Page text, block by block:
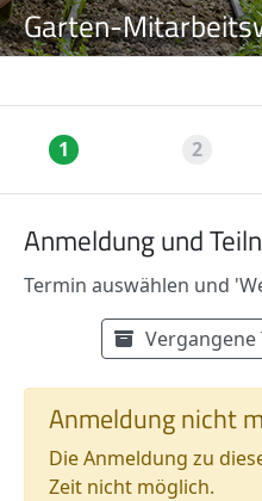
Garten-
1 2
Anmeldung und
Termin auswählen und
Termin auswählen:
Verfügbare Termine
Vergangene
Preisinformationen
Anmeldung nicht
Die Anmeldung zu
Zeit nicht möglich.